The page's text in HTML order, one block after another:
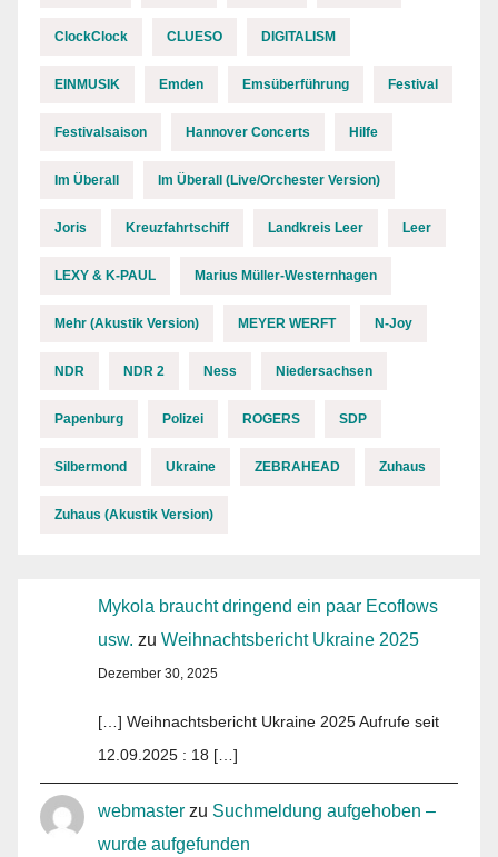
ClockClock CLUESO DIGITALISM
EINMUSIK Emden Emsüberführung Festival
Festivalsaison Hannover Concerts Hilfe
Im Überall Im Überall (Live/Orchester Version)
Joris Kreuzfahrtschiff Landkreis Leer Leer
LEXY & K-PAUL Marius Müller-Westernhagen
Mehr (Akustik Version) MEYER WERFT N-Joy
NDR NDR 2 Ness Niedersachsen
Papenburg Polizei ROGERS SDP
Silbermond Ukraine ZEBRAHEAD Zuhaus
Zuhaus (Akustik Version)
Mykola braucht dringend ein paar Ecoflows
usw. zu Weihnachtsbericht Ukraine 2025
Dezember 30, 2025
[…] Weihnachtsbericht Ukraine 2025 Aufrufe seit
12.09.2025 : 18 […]
webmaster zu Suchmeldung aufgehoben –
wurde aufgefunden